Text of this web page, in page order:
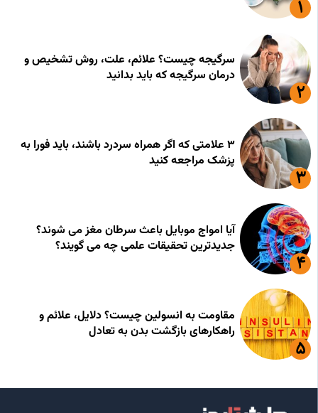
سرگیجه چیست؟ علائم، علت، روش تشخیص و
درمان سرگیجه که باید بدانید
۳ علامتی که اگر همراه سردرد باشند، باید فورا به
پزشک مراجعه کنید
آیا امواج موبایل باعث سرطان مغز می شوند؟
جدیدترین تحقیقات علمی چه می گویند؟
مقاومت به انسولین چیست؟ دلایل، علائم و
راهکارهای بازگشت بدن به تعادل